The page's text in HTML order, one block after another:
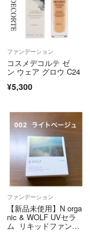
ファンデーション
コスメデコルテ ゼ
ン ウェア グロウ C24
¥5,300
ファンデーション
【新品未使用】N orga
nic & WOLF UVセラ
ム リキッドファンデ